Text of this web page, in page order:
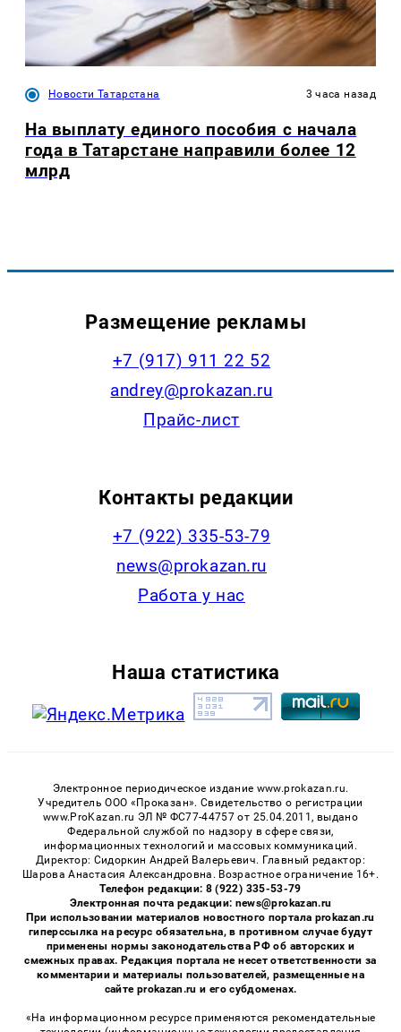
Новости Татарстана 3 часа назад
На выплату единого пособия с начала
года в Татарстане направили более 12
млрд
Размещение рекламы
+7 (917) 911 22 52
andrey@prokazan.ru
Прайс-лист
Контакты редакции
+7 (922) 335-53-79
news@prokazan.ru
Работа у нас
Наша статистика
Электронное периодическое издание www.prokazan.ru.
Учредитель ООО «Проказан». Cвидетельство о регистрации
www.ProKazan.ru ЭЛ № ФС77-44757 от 25.04.2011, выдано
Федеральной службой по надзору в сфере связи,
информационных технологий и массовых коммуникаций.
Директор: Сидоркин Андрей Валерьевич. Главный редактор:
Шарова Анастасия Александровна. Возрастное ограничение 16+.
Телефон редакции: 8 (922) 335-53-79
Электронная почта редакции: news@prokazan.ru
При использовании материалов новостного портала prokazan.ru
гиперссылка на ресурс обязательна, в противном случае будут
применены нормы законодательства РФ об авторских и
смежных правах. Редакция портала не несет ответственности за
комментарии и материалы пользователей, размещенные на
сайте prokazan.ru и его субдоменах.
«На информационном ресурсе применяются рекомендательные